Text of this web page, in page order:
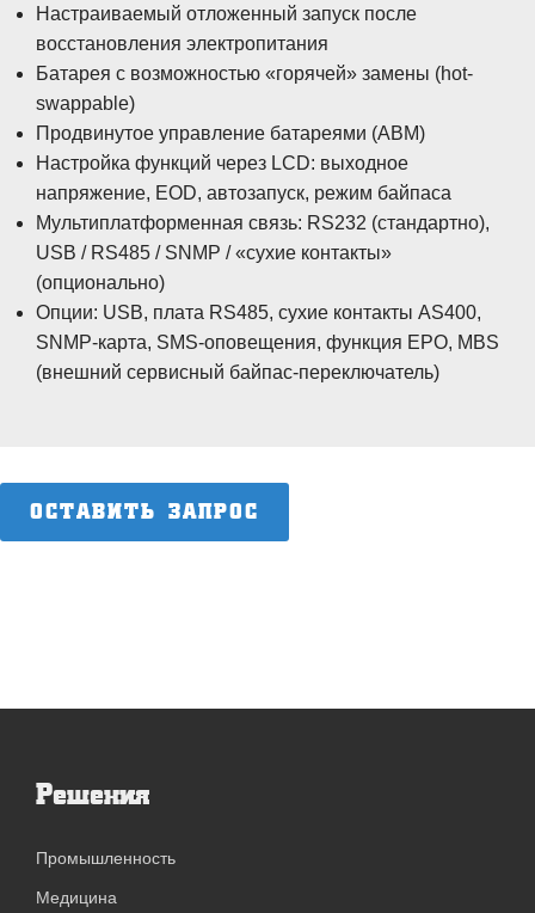
Настраиваемый отложенный запуск после
восстановления электропитания
Батарея с возможностью «горячей» замены (hot-
swappable)
Продвинутое управление батареями (ABM)
Настройка функций через LCD: выходное
напряжение, EOD, автозапуск, режим байпаса
Мультиплатформенная связь: RS232 (стандартно),
USB / RS485 / SNMP / «сухие контакты»
(опционально)
Опции: USB, плата RS485, сухие контакты AS400,
SNMP-карта, SMS-оповещения, функция EPO, MBS
(внешний сервисный байпас-переключатель)
ОСТАВИТЬ ЗАПРОС
Решения
Промышленность
Медицина